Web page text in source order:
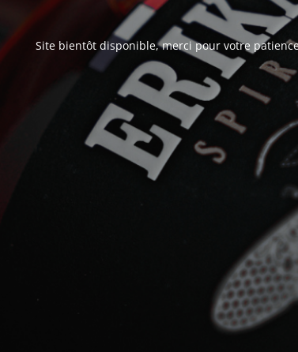
Site bientôt disponible, merci pour votre